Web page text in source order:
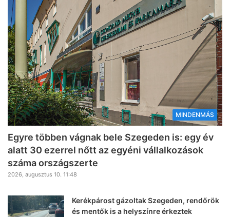
MINDENMÁS
Egyre többen vágnak bele Szegeden is: egy év
alatt 30 ezerrel nőtt az egyéni vállalkozások
száma országszerte
2026, augusztus 10. 11:48
Kerékpárost gázoltak Szegeden, rendőrök
és mentők is a helyszínre érkeztek